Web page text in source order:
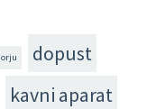
dopust
kavni aparat